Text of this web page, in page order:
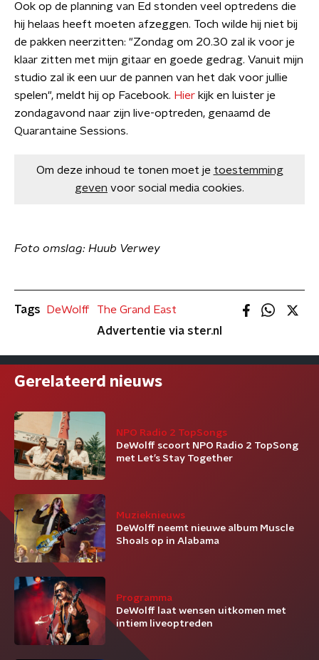
Ook op de planning van Ed stonden veel optredens die
hij helaas heeft moeten afzeggen. Toch wilde hij niet bij
de pakken neerzitten: "Zondag om 20.30 zal ik voor je
klaar zitten met mijn gitaar en goede gedrag. Vanuit mijn
studio zal ik een uur de pannen van het dak voor jullie
spelen", meldt hij op Facebook. Hier kijk en luister je
zondagavond naar zijn live-optreden, genaamd de
Quarantaine Sessions.
Om deze inhoud te tonen moet je toestemming
geven voor social media cookies.
Foto omslag: Huub Verwey
Tags DeWolff
The Grand East
Advertentie via ster.nl
Gerelateerd nieuws
NPO Radio 2 TopSongs
DeWolff scoort NPO Radio 2 TopSong
met Let’s Stay Together
Muzieknieuws
DeWolff neemt nieuwe album Muscle
Shoals op in Alabama
Programma
DeWolff laat wensen uitkomen met
intiem liveoptreden